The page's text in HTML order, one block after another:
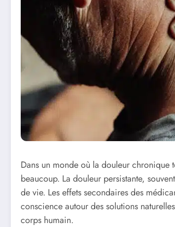
Dans un monde où la douleur chronique
beaucoup. La douleur persistante,
de vie. Les effets secondaires des
conscience autour des solutions
corps humain.